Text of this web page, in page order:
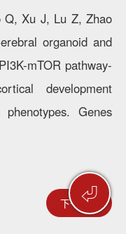
⏎
Q, Xu J, Lu Z, Zhao
organoid and
mTOR pathway-
development
Genes
下一篇 >